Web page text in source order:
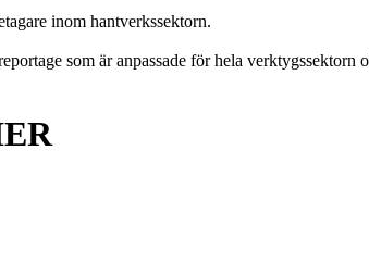
inom hantverkssektorn.
som är anpassade för hela verktygssektorn